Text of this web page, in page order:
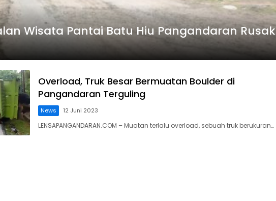
Wisata Pantai Batu Hiu Pangandaran Rusak
Overload, Truk Besar Bermuatan Boulder di
Pangandaran Terguling
News 12 Juni 2023
LENSAPANGANDARAN.COM – Muatan terlalu overload, sebuah truk berukuran…